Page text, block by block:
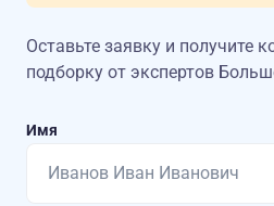
Оставьте заявку и получите
подборку от экспертов
Имя